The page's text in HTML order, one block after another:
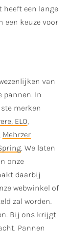
heeft een lange
een keuze voor
van
pannen. In
merken
, ELO,
Mehrzer
. We laten
onze
daarbij
webwinkel of
zal worden.
Bij ons krijgt
Pannen